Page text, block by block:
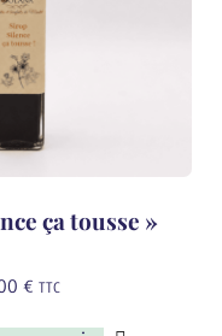
ça tousse »
€ TTC